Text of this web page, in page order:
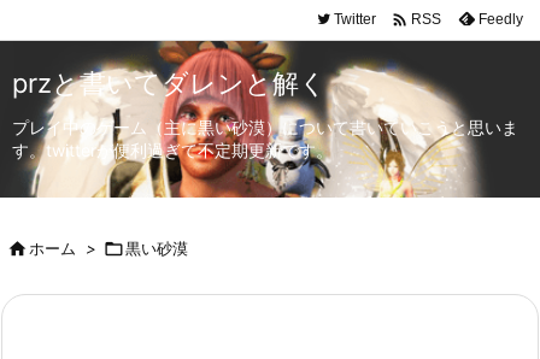
Twitter  RSS Feedly
przと書いてダレンと解く
プレイ中のゲーム（主に黒い砂漠）について書いていこうと思いま
す。twitterが便利過ぎて不定期更新です。
ホーム > 黒い砂漠